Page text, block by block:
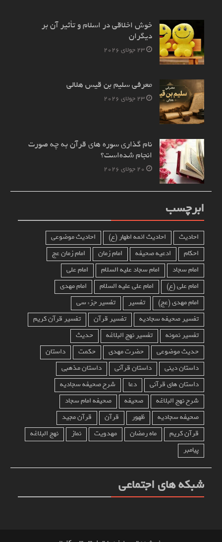
خوش اخلاقی در اسلام و تأثیر آن بر
دیگران
23 جولای 2026
معرفی سلیم بن قیس هلالی
23 جولای 2026
نام‌ گذاری سوره های قرآن به چه صورت
انجام شده‌است؟
20 جولای 2026
ابرچسب
احادیث احادیث ائمه اطهار (ع)
احادیث موضوعی
احکام
ادعیه صحیفه امام زمان
امام زمان عج
امام سجاد
امام سجاد علیه السلام
امام علی
امام علی (ع)
امام علی علیه السلام
امام مهدی
امام مهدی (عج)
تفسیر
تفسیر جزء سی
تفسیر صحیفه سجادیه
تفسیر قرآن
تفسیر قرآن کریم
تفسیر نمونه
تفسیر نهج البلاغه
حدیث
حدیث موضوعی
حضرت مهدی حکمت
داستان
داستان دینی
داستان قرآنی
داستان مذهبی
داستان های قرآنی
دعا
شرح صحیفه سجادیه
شرح نهج البلاغه
صحیفه
صحیفه امام سجاد
صحیفه سجادیه
ظهور قرآن
قرآن مجید
قرآن کریم
ماه رمضان مهدویت نماز
نهج البلاغه
پیامبر
شبکه های اجتماعی